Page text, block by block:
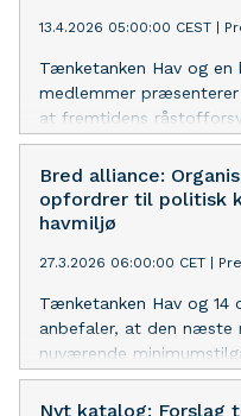
13.4.2026 05:00:00 CEST
Tænketanken Hav og en
medlemmer
at fremtidens
bedre balance med livet
Bred alliance:
opfordrer til politisk
havmiljø
27.3.2026 06:00:00 CET
Tænketanken Hav og 14
anbefaler, at den næste
nuværende
ambitiøse principper,
sundt hav omkring
Nyt katalog: